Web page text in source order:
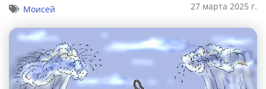
27 марта 2025 г.
Моисей